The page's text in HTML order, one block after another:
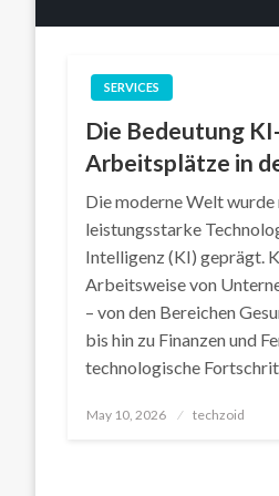
SERVICES
Die Bedeutung
Arbeitsplätze in
Die moderne Welt
leistungsstarke
Intelligenz (KI) geprägt.
Arbeitsweise von
– von den Bereichen
bis hin zu Finanzen und
technologische
Posted
May 10, 2026 techzoid